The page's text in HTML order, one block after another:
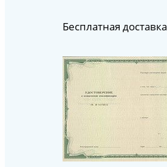
Бесплатная доставка